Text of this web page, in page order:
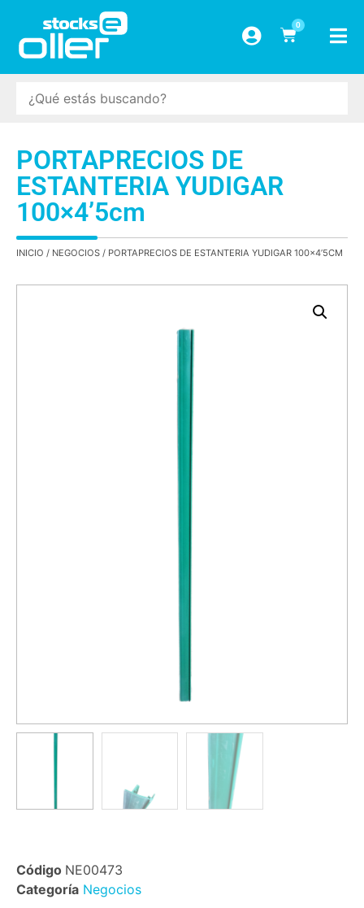
0
PORTAPRECIOS DE
ESTANTERIA YUDIGAR
100×4’5cm
INICIO / NEGOCIOS / PORTAPRECIOS DE ESTANTERIA YUDIGAR 100×4’5CM
Código NE00473
Categoría Negocios